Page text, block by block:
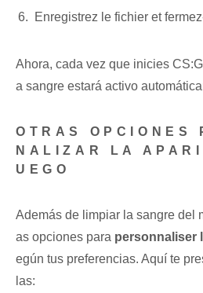
Enregistrez le fichier et
Ahora,​ cada⁢ vez que ⁤inicies
a sangre estará activo
OTRAS OPCIONES
NALIZAR LA
UEGO
Además ‍de limpiar la sangre⁣ del‌
as opciones para‍ personnaliser
egún tus preferencias. Aquí te
las: